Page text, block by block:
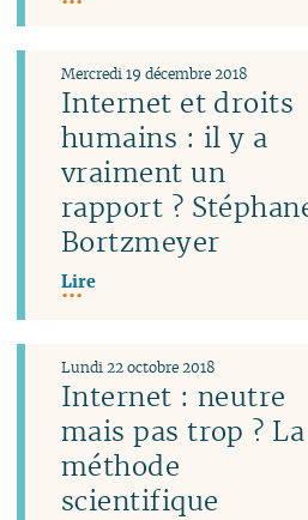
Internet et droits
humains : il y a
vraiment un
rapport ?
Bortzmeyer
Mercredi 19 décembre 2018
Lire
Internet : neutre
mais pas trop ? La
méthode
scientifique
Lundi 22 octobre 2018